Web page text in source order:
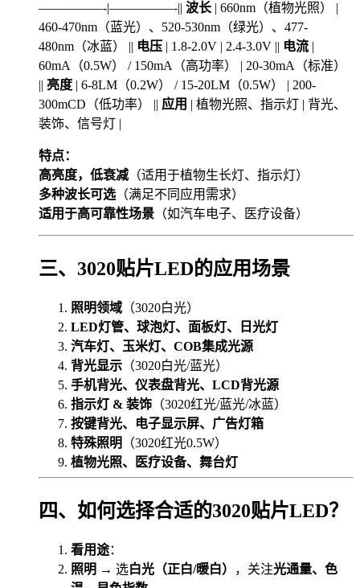
—————-|—————-|| 波长 | 660nm（植物光照） |
460-470nm（蓝光）、520-530nm（绿光）、477-
480nm（冰蓝） || 电压 | 1.8-2.0V | 2.4-3.0V || 电流 |
60mA（0.5W） / 150mA（高功率） | 20-30mA（标准）
|| 亮度 | 6-8LM（0.2W） / 15-20LM（0.5W） | 200-
300mCD（低功率） || 应用 | 植物光照、指示灯 | 背光、
装饰、信号灯 |
特点：
高亮度，低衰减（适用于植物生长灯、指示灯）
多种波长可选 （满足不同应用需求）
适用于高可靠性场景 （如汽车电子、医疗设备）
三、3020贴片LED的应用场景
照明领域 （3020白光）
LED灯管、球泡灯、面板灯、日光灯
汽车灯、玉米灯、COB集成光源
背光显示 （3020白光/蓝光）
手机背光、仪表盘背光、LCD背光源
指示灯 & 装饰 （3020红光/蓝光/冰蓝）
按键背光、电子显示屏、广告灯箱
特殊照明
（3020红光0.5W）
植物光照、医疗设备、舞台灯
四、如何选择合适的3020贴片LED？
看用途：
照明 → 选白光（正白/暖白） ，关注光通量、色